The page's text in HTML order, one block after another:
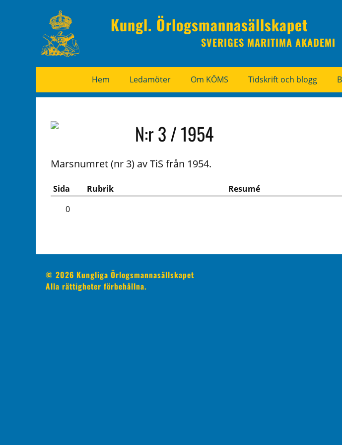
Kungl. Örlogsmannasällskapet
SVERIGES MARITIMA AKADEMI
Hem Ledamöter Om KÖMS Tidskrift och blogg
N:r 3 / 1954
Marsnumret (nr 3) av TiS från 1954.
Sida Rubrik Resumé
0
© 2026 Kungliga Örlogsmannasällskapet
Alla rättigheter förbehållna.